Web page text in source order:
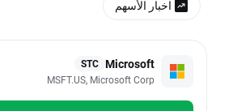
Microsoft
STC
MSFT.US, Microsoft Corp
اخبار الأسهم